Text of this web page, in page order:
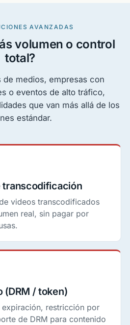
AVANZADAS
volumen o control
total?
de medios, empresas con
o eventos de alto tráfico,
que van más allá de los
estándar.
transcodificación
videos transcodificados
real, sin pagar por
(DRM / token)
expiración, restricción por
de DRM para contenido